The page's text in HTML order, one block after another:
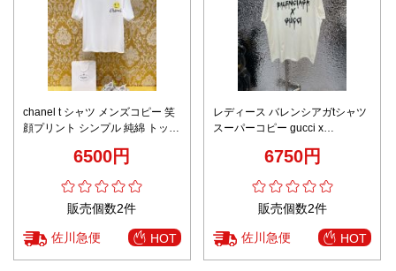
chanel t シャツ メンズコピー 笑
顔プリント シンプル 純綿 トップ
用 ホワイト6500円
販売個数2件
佐川急便 HOT
レディース バレンシアガtシャツ
スーパーコピー gucci x
かい 純綿 ホワイト
6750円
販売個数2件
佐川急便 HOT